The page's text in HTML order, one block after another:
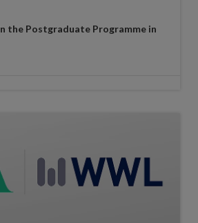
the Postgraduate Programme in